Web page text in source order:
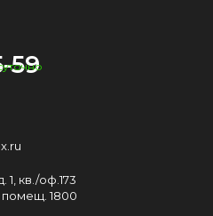
59
кв./оф.173
помещ. 1800